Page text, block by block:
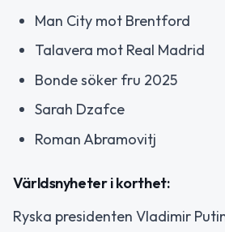
Man City mot Brentford
Talavera mot Real Madrid
Bonde söker fru 2025
Sarah Dzafce
Roman Abramovitj
Världsnyheter i korthet:
Ryska presidenten Vladimir